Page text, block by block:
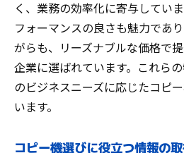
く、業務の効率化に寄与してい
フォーマンスの良さも魅力であ
がらも、リーズナブルな価格で
企業に選ばれています。これら
のビジネスニーズに応じたコピ
います。
コピー機選びに役立つ情報の